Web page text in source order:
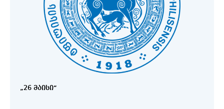
„26 ᲛᲐᲘᲡᲘ“